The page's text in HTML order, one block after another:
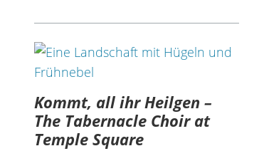
Kommt, all ihr Heilgen –
The Tabernacle Choir at
Temple Square